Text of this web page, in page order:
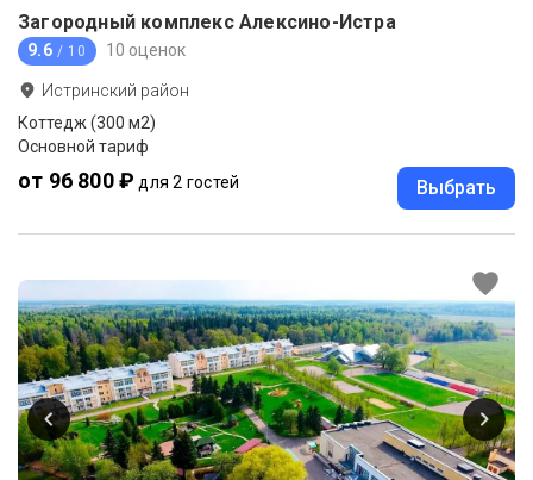
Загородный комплекс Алексино-Истра
9.6 / 10 10 оценок
Истринский район
Коттедж (300 м2)
Основной тариф
от 96 800 ₽ для 2 гостей Выбрать